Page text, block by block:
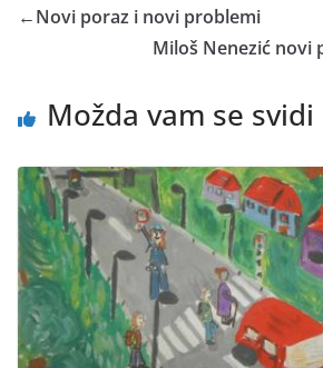
←Novi poraz i novi problemi
Miloš Nenezić novi
Možda vam se svidi